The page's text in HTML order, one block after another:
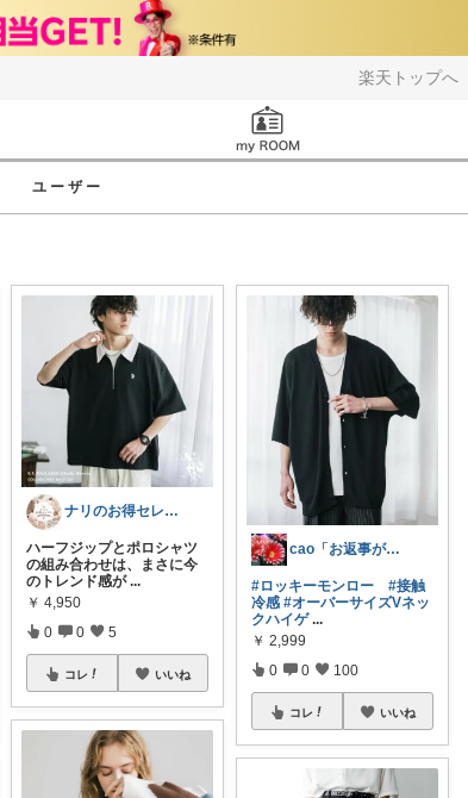
楽天トップへ
ユーザー
ナリのお得セレクト
ハーフジップとポロシャツ
の組み合わせは、まさに今
のトレンド感が ...
￥ 4,950
0 0 5
コレ いいね
cao「お返事が出来ずごめんなさい」
#ロッキーモンロー
#接触
冷感 #オーバーサイズVネッ
クハイゲ ...
￥ 2,999
0 0 100
コレ いいね